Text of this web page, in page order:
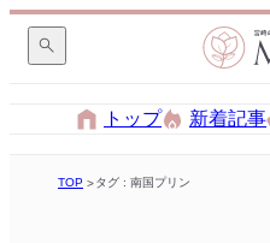
トップ 新着記事
TOP タグ : 南国プリン